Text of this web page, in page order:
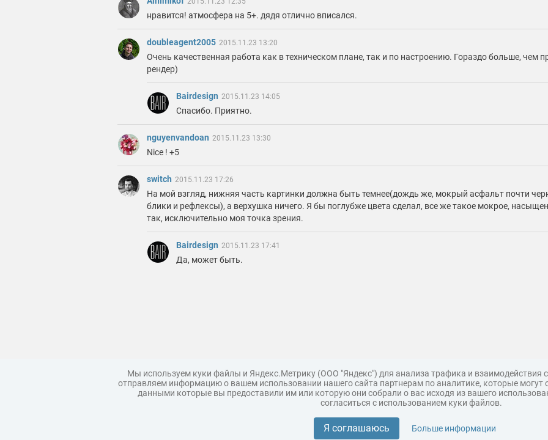
нравится! атмосфера на 5+. дядя отлично вписался.
doubleagent2005 2015.11.23 13:20
Очень качественная работа как в техническом плане, так и по настроению. Гораздо больше, чем
рендер)
Bairdesign 2015.11.23 14:05
Спасибо. Приятно.
nguyenvandoan 2015.11.23 13:30
Nice ! +5
switch 2015.11.23 17:26
На мой взгляд, нижняя часть картинки должна быть темнее(дождь же, мокрый асфальт почти
блики и рефлексы), а верхушка ничего. Я бы поглубже цвета сделал, все же такое мокрое,
так, исключительно моя точка зрения.
Bairdesign 2015.11.23 17:41
Да, может быть.
Поддержка Царь 3D горы Мастер полигона
Топ модель
Мы используем куки файлы и Яндекс.Метрику (ООО "Яндекс") для анализа трафика и
отправляем информацию о вашем использовании нашего сайта партнерам по аналитике, которые могут
данными которые вы предоставили им или которую они собрали о вас исходя из вашего
согласиться с использованием куки файлов.
Я соглашаюсь Больше информации